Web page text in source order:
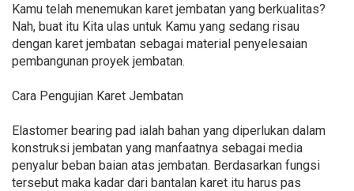
Kamu telah menemukan karet jembatan yang berkualitas?
Nah, buat itu Kita ulas untuk Kamu yang sedang risau
dengan karet jembatan sebagai material penyelesaian
pembangunan proyek jembatan.
Cara Pengujian Karet Jembatan
Elastomer bearing pad ialah bahan yang diperlukan dalam
konstruksi jembatan yang manfaatnya sebagai media
penyalur beban baian atas jembatan. Berdasarkan fungsi
tersebut maka kadar dari bantalan karet itu harus pas